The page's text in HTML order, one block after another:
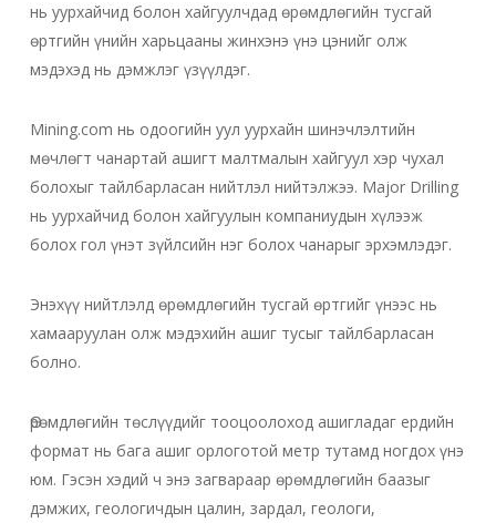
нь уурхайчид болон хайгуулчдад өрөмдлөгийн тусгай
өртгийн үнийн харьцааны жинхэнэ үнэ цэнийг олж
мэдэхэд нь дэмжлэг үзүүлдэг.
Mining.com нь одоогийн уул уурхайн шинэчлэлтийн
мөчлөгт чанартай ашигт малтмалын хайгуул хэр чухал
болохыг тайлбарласан нийтлэл нийтэлжээ. Major Drilling
нь уурхайчид болон хайгуулын компаниудын хүлээж
болох гол үнэт зүйлсийн нэг болох чанарыг эрхэмлэдэг.
Энэхүү нийтлэлд өрөмдлөгийн тусгай өртгийг үнээс нь
хамааруулан олж мэдэхийн ашиг тусыг тайлбарласан
болно.
Өрөмдлөгийн төслүүдийг тооцоолоход ашигладаг ердийн
формат нь бага ашиг орлоготой метр тутамд ногдох үнэ
юм. Гэсэн хэдий ч энэ загвараар өрөмдлөгийн баазыг
дэмжих, геологичдын цалин, зардал, геологи,